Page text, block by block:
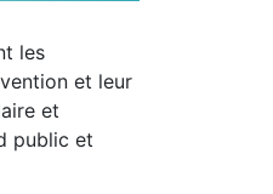
les
et leur
et
public et